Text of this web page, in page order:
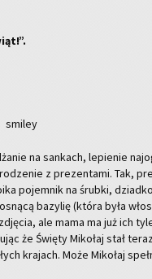
na san­kach, le­pie­nie
z pre­zen­ta­mi. Tak,
po­jem­nik na śrub­ki,
ba­zy­lię (która była
ale mama ma już ich
że Świę­ty Mi­ko­łaj stał
kra­jach. Może Mi­ko­łaj